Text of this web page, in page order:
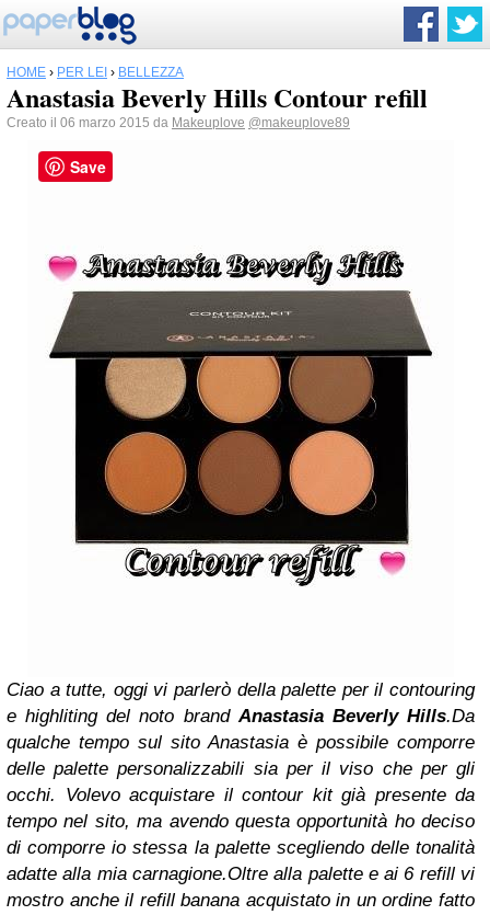
HOME › PER LEI › BELLEZZA
Anastasia Beverly Hills Contour refill
Creato il 06 marzo 2015 da Makeuplove @makeuplove89
Ciao a tutte, oggi vi parlerò della palette per il contouring
e highliting del noto brandAnastasia Beverly Hills.Da
qualche tempo sul sito Anastasia è possibile comporre
delle palette personalizzabili sia per il viso che per gli
occhi. Volevo acquistare il contour kit già presente da
tempo nel sito, ma avendo questa opportunità ho deciso
di comporre io stessa la palette scegliendo delle tonalità
adatte alla mia carnagione.Oltre alla palette e ai 6 refill vi
mostro anche il refill banana acquistato in un ordine fatto
Save